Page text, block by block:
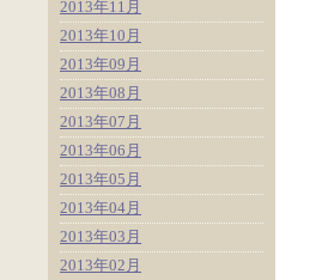
2013年11月
2013年10月
2013年09月
2013年08月
2013年07月
2013年06月
2013年05月
2013年04月
2013年03月
2013年02月